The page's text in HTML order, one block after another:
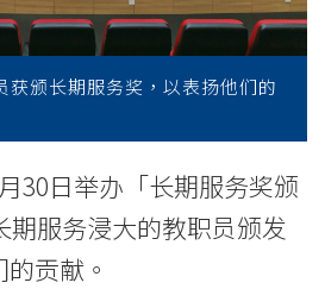
获颁长期服务奖，以表扬他们的
30日举办「长期服务奖颁
期服务浸大的教职员颁发
贡献。